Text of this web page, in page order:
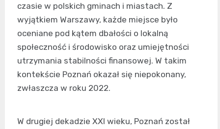
czasie w polskich gminach i miastach. Z
wyjątkiem Warszawy, każde miejsce było
oceniane pod kątem dbałości o lokalną
społeczność i środowisko oraz umiejętności
utrzymania stabilności finansowej. W takim
kontekście Poznań okazał się niepokonany,
zwłaszcza w roku 2022.
W drugiej dekadzie XXI wieku, Poznań został